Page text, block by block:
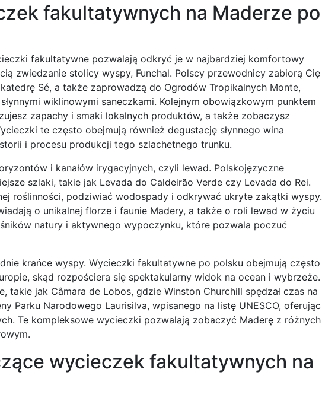
fakultatywnych na Maderze po
fakultatywne pozwalają odkryć je w najbardziej komfortowy
zwiedzanie stolicy wyspy, Funchal. Polscy przewodnicy zabiorą Cię
Sé, a także zaprowadzą do Ogrodów Tropikalnych Monte,
wiklinowymi saneczkami. Kolejnym obowiązkowym punktem
zapachy i smaki lokalnych produktów, a także zobaczysz
te często obejmują również degustację słynnego wina
i procesu produkcji tego szlachetnego trunku.
i kanałów irygacyjnych, czyli lewad. Polskojęzyczne
szlaki, takie jak Levada do Caldeirão Verde czy Levada do Rei.
roślinności, podziwiać wodospady i odkrywać ukryte zakątki wyspy.
o unikalnej florze i faunie Madery, a także o roli lewad w życiu
natury i aktywnego wypoczynku, które pozwala poczuć
krańce wyspy. Wycieczki fakultatywne po polsku obejmują często
skąd rozpościera się spektakularny widok na ocean i wybrzeże.
jak Câmara de Lobos, gdzie Winston Churchill spędzał czas na
Parku Narodowego Laurisilva, wpisanego na listę UNESCO, oferując
Te kompleksowe wycieczki pozwalają zobaczyć Maderę z różnych
wycieczek fakultatywnych na